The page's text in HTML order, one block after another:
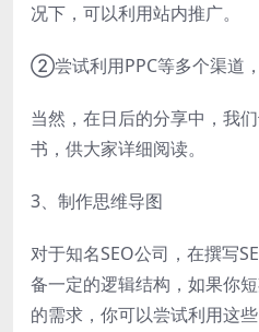
况下，可以利用站内推广。
②尝试利用PPC等多个渠道，
当然，在日后的分享中，我
书，供大家详细阅读。
3、制作思维导图
对于知名SEO公司，在撰写
备一定的逻辑结构，如果你
的需求，你可以尝试利用这些